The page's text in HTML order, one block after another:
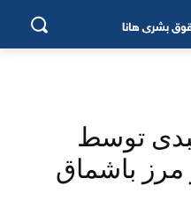
توسط
مرز باشماق